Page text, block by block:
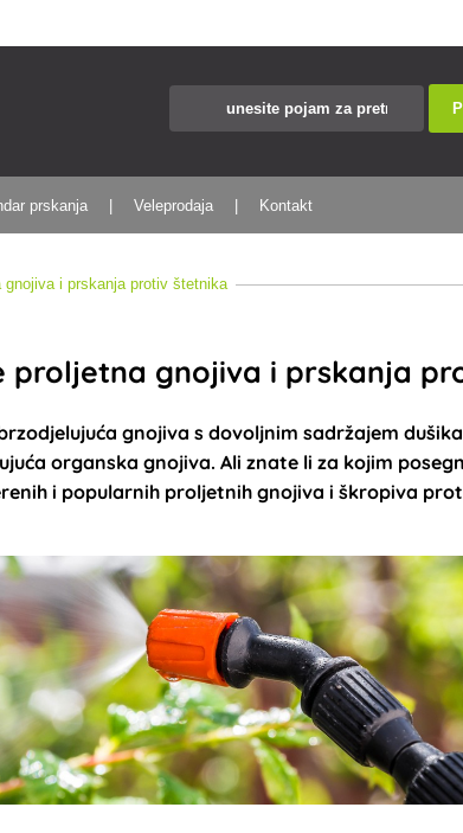
prskanja Veleprodaja Kontakt
gnojiva i prskanja protiv štetnika
proljetna gnojiva i prskanja
gnojiva s dovoljnim sadržajem
organska gnojiva. Ali znate li za kojim
i popularnih proljetnih gnojiva i škropiva